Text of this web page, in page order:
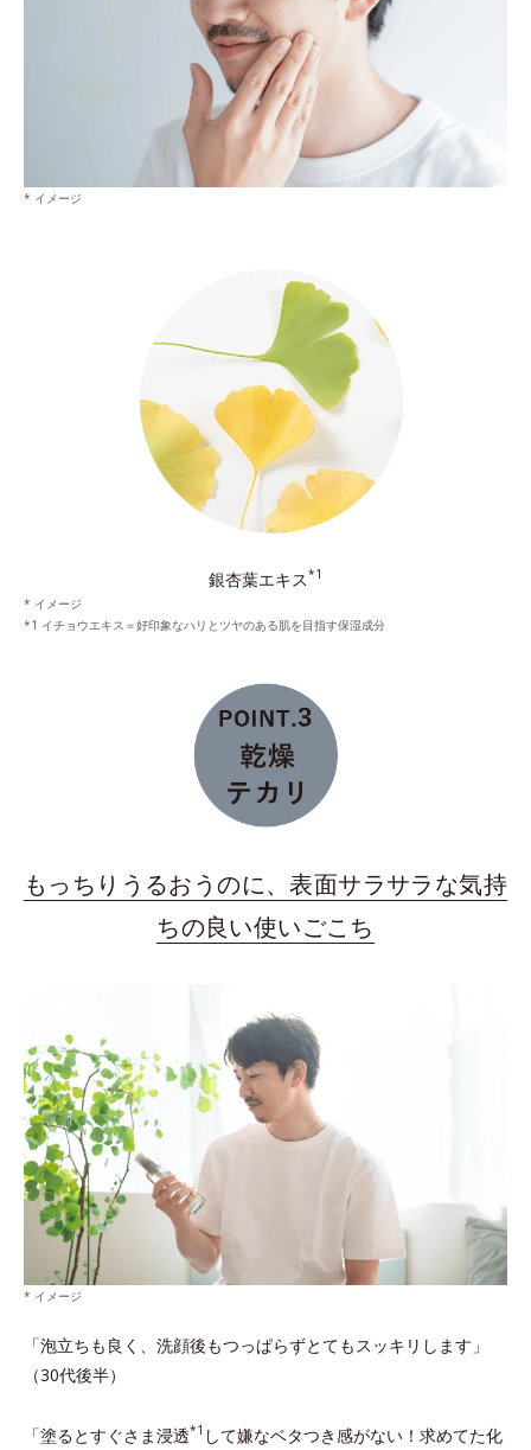
* イメージ
銀杏葉エキス*1
* イメージ
*1 イチョウエキス＝好印象なハリとツヤのある肌を目指す保湿成分
もっちりうるおうのに、表面サラサラな気持
ちの良い使いごこち
* イメージ
「泡立ちも良く、洗顔後もつっぱらずとてもスッキリします」
（30代後半）
「塗るとすぐさま浸透*1 して嫌なベタつき感がない！求めてた化